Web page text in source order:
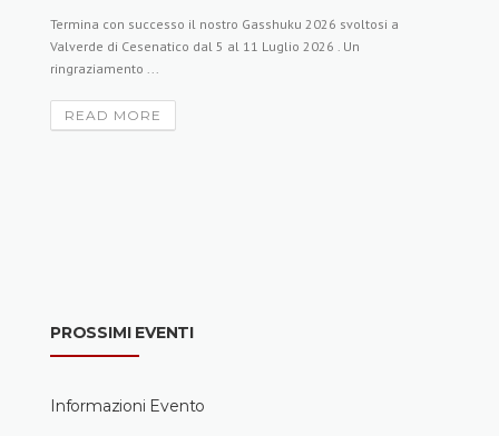
Termina con successo il nostro Gasshuku 2026 svoltosi a
Valverde di Cesenatico dal 5 al 11 Luglio 2026 . Un
ringraziamento ...
READ MORE
PROSSIMI EVENTI
Informazioni Evento